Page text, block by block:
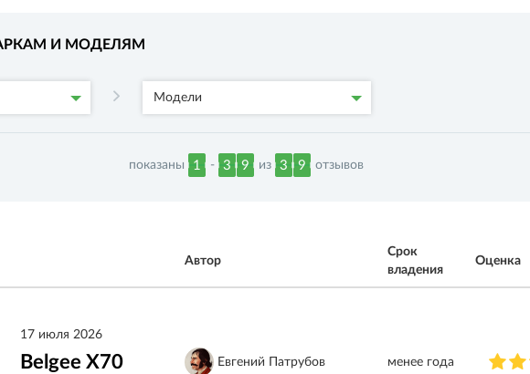
И МОДЕЛЯМ
Модели
показаны 1 - 3 9 из 3 9 отзывов
Автор
Срок
владения
Оценка
17 июля 2026
Belgee X70 Евгений Патрубов менее года